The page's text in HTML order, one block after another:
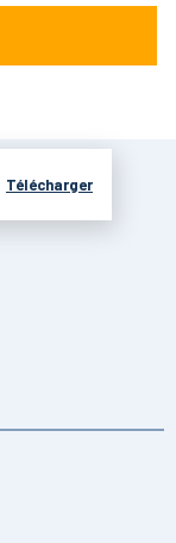
Télécharger